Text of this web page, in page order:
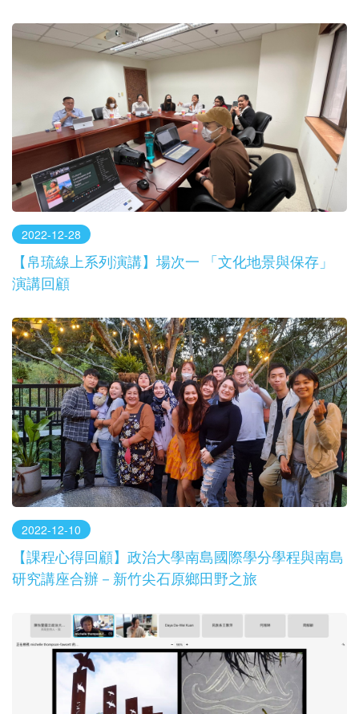
2022-12-28
【帛琉線上系列演講】場次一 「文化地景與保存」
演講回顧
2022-12-10
【課程心得回顧】政治大學南島國際學分學程與南島
研究講座合辦－新竹尖石原鄉田野之旅